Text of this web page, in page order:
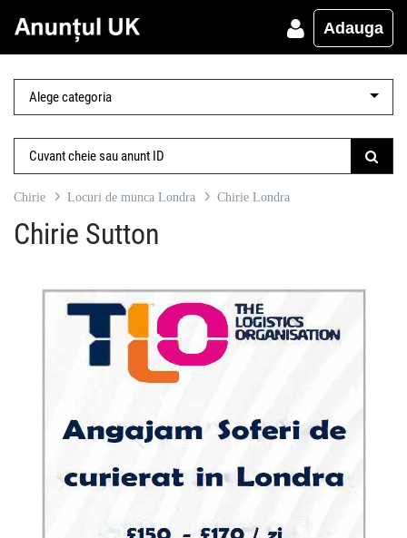
Adauga
Chirie Locuri de munca Londra Chirie Londra
Chirie Sutton